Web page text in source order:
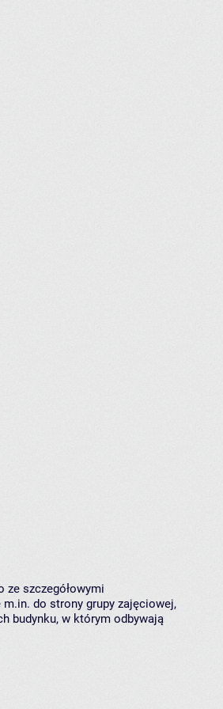
szczegółowymi
do strony grupy zajęciowej,
budynku, w którym odbywają